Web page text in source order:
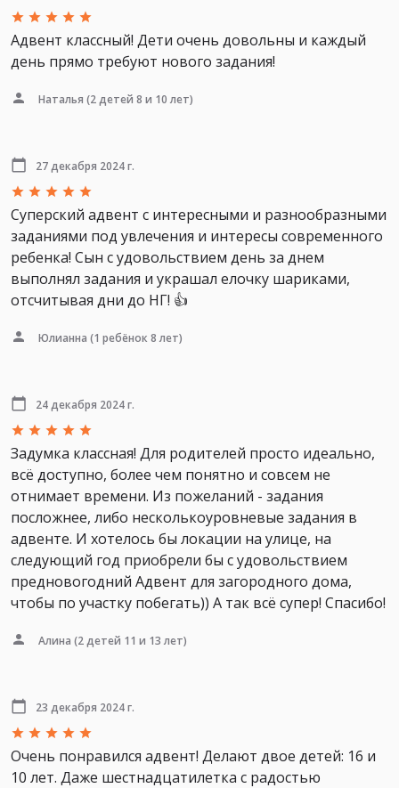
Адвент классный! Дети очень довольны и каждый
день прямо требуют нового задания!
Наталья (2 детей 8 и 10 лет)
27 декабря 2024 г.
Суперский адвент с интересными и разнообразными
заданиями под увлечения и интересы современного
ребенка! Сын с удовольствием день за днем
выполнял задания и украшал елочку шариками,
отсчитывая дни до НГ! 👍
Юлианна (1 ребёнок 8 лет)
24 декабря 2024 г.
Задумка классная! Для родителей просто идеально,
всё доступно, более чем понятно и совсем не
отнимает времени. Из пожеланий - задания
посложнее, либо несколькоуровневые задания в
адвенте. И хотелось бы локации на улице, на
следующий год приобрели бы с удовольствием
предновогодний Адвент для загородного дома,
чтобы по участку побегать)) А так всё супер! Спасибо!
Алина (2 детей 11 и 13 лет)
23 декабря 2024 г.
Очень понравился адвент! Делают двое детей: 16 и
10 лет. Даже шестнадцатилетка с радостью